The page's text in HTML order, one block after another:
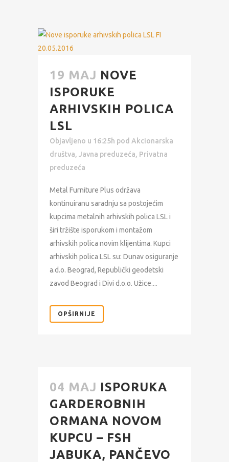
19 MAJ NOVE
ISPORUKE
ARHIVSKIH POLICA
LSL
Objavljeno u 16:25h pod Akcionarska
društva, Javna preduzeća, Privatna
preduzeća
Metal Furniture Plus održava
kontinuiranu saradnju sa postojećim
kupcima metalnih arhivskih polica LSL i
širi tržište isporukom i montažom
arhivskih polica novim klijentima. Kupci
arhivskih polica LSL su: Dunav osiguranje
a.d.o. Beograd, Republički geodetski
zavod Beograd i Divi d.o.o. Užice....
OPŠIRNIJE
04 MAJ ISPORUKA
GARDEROBNIH
ORMANA NOVOM
KUPCU – FSH
JABUKA, PANČEVO